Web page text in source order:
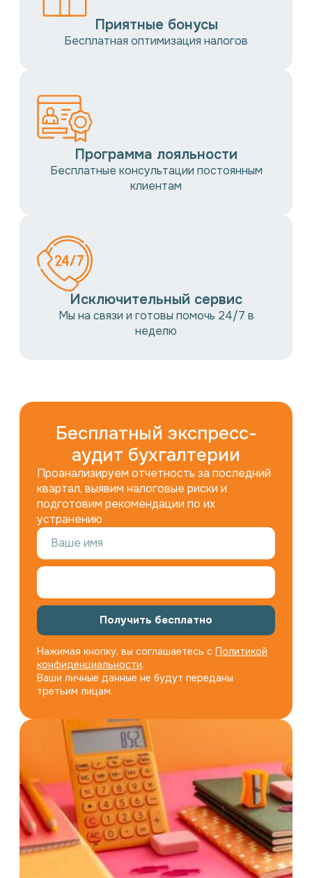
Приятные бонусы
Бесплатная оптимизация налогов
Программа лояльности
Бесплатные консультации постоянным
клиентам
Исключительный сервис
Мы на связи и готовы помочь 24/7 в
неделю
Бесплатный экспресс-
аудит бухгалтерии
Проанализируем отчетность за последний
квартал, выявим налоговые риски и
подготовим рекомендации по их
устранению
Получить бесплатно
Нажимая кнопку, вы соглашаетесь с Политикой
конфиденциальности.
Ваши личные данные не будут переданы
третьим лицам.